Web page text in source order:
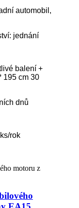
automobil,
jednání
balení +
195 cm 30
dnů
rok